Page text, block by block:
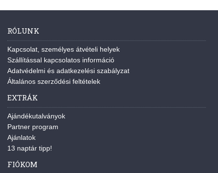
RÓLUNK
Kapcsolat, személyes átvételi helyek
Szállítással kapcsolatos információ
Adatvédelmi és adatkezelési szabályzat
Általános szerződési feltételek
EXTRÁK
Ajándékutalványok
Partner program
Ajánlatok
13 naptár tipp!
FIÓKOM